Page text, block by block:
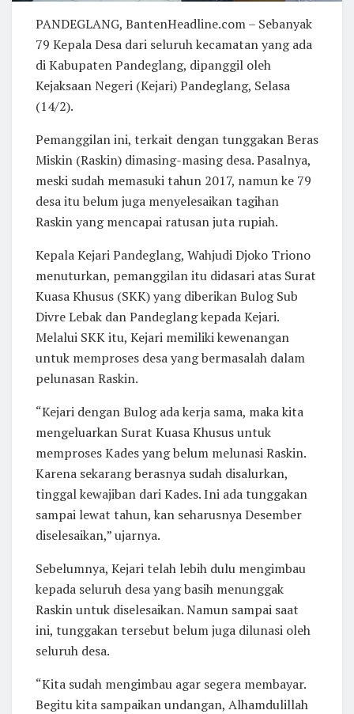
PANDEGLANG, BantenHeadline.com – Sebanyak
79 Kepala Desa dari seluruh kecamatan yang ada
di Kabupaten Pandeglang, dipanggil oleh
Kejaksaan Negeri (Kejari) Pandeglang, Selasa
(14/2).
Pemanggilan ini, terkait dengan tunggakan Beras
Miskin (Raskin) dimasing-masing desa. Pasalnya,
meski sudah memasuki tahun 2017, namun ke 79
desa itu belum juga menyelesaikan tagihan
Raskin yang mencapai ratusan juta rupiah.
Kepala Kejari Pandeglang, Wahjudi Djoko Triono
menuturkan, pemanggilan itu didasari atas Surat
Kuasa Khusus (SKK) yang diberikan Bulog Sub
Divre Lebak dan Pandeglang kepada Kejari.
Melalui SKK itu, Kejari memiliki kewenangan
untuk memproses desa yang bermasalah dalam
pelunasan Raskin.
“Kejari dengan Bulog ada kerja sama, maka kita
mengeluarkan Surat Kuasa Khusus untuk
memproses Kades yang belum melunasi Raskin.
Karena sekarang berasnya sudah disalurkan,
tinggal kewajiban dari Kades. Ini ada tunggakan
sampai lewat tahun, kan seharusnya Desember
diselesaikan,” ujarnya.
Sebelumnya, Kejari telah lebih dulu mengimbau
kepada seluruh desa yang basih menunggak
Raskin untuk diselesaikan. Namun sampai saat
ini, tunggakan tersebut belum juga dilunasi oleh
seluruh desa.
“Kita sudah mengimbau agar segera membayar.
Begitu kita sampaikan undangan, Alhamdulillah